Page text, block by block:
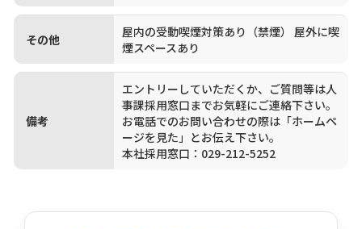
その他
屋内の受動喫煙対策あり（禁煙） 屋外に喫
煙スペースあり
備考
エントリーしていただくか、ご質問等は人
事課採用窓口までお気軽にご連絡下さい。
お電話でのお問い合わせの際は「ホームペ
ージを見た」とお伝え下さい。
本社採用窓口：029-212-5252